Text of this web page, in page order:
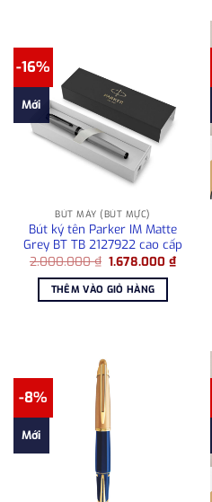
-16%
Mới
BÚT MÁY (BÚT MỰC)
Bút ký tên Parker IM Matte
Grey BT TB 2127922 cao cấp
2.000.000₫ Giá
là:
2.000.000 ₫.
1.678.000₫Giá
hiện
THÊM VÀO GIỎ HÀNG
-8%
Mới